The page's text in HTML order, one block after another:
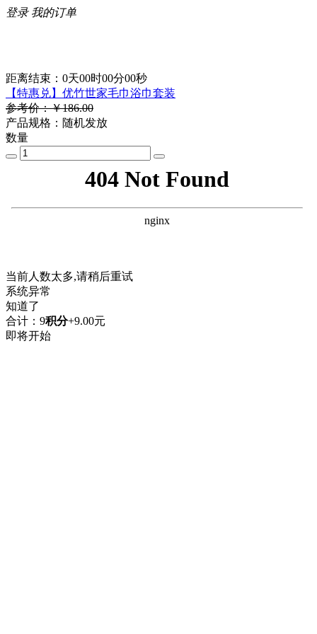
登录 我的订单
距离结束： 0天00时00分00秒
【特惠兑】优竹世家毛巾浴巾套装
参考价：￥186.00
产品规格：随机发放
数量
当前人数太多,请稍后重试
系统异常
知道了
合计： 9积分+9.00元
即将开始